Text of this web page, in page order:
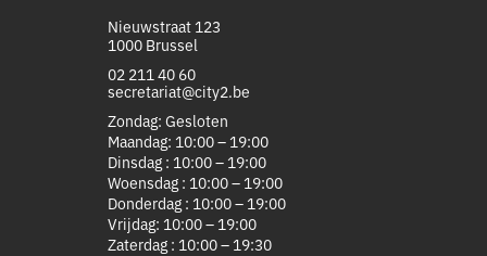
Nieuwstraat 123
1000 Brussel
02 211 40 60
secretariat@city2.be
Zondag: Gesloten
Maandag: 10:00 – 19:00
Dinsdag : 10:00 – 19:00
Woensdag : 10:00 – 19:00
Donderdag : 10:00 – 19:00
Vrijdag: 10:00 – 19:00
Zaterdag : 10:00 – 19:30